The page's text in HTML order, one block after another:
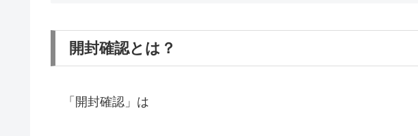
開封確認とは？
「開封確認」は